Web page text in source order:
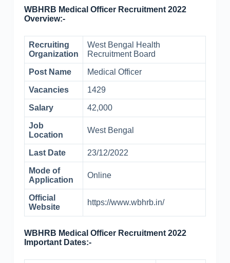
WBHRB Medical Officer Recruitment 2022
Overview:-
Recruiting
Organization
West Bengal Health
Recruitment Board
Post Name Medical Officer
Vacancies 1429
Salary 42,000
Job
Location
West Bengal
Last Date 23/12/2022
Mode of
Application
Online
Official
Website
https://www.wbhrb.in/
WBHRB Medical Officer Recruitment 2022
Important Dates:-